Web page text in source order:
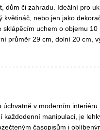
dům či zahradu. Ideální pro
nebo jen jako
sklápěcím uchem o objemu 10
průměr 29 cm, dolní 20 cm,
v moderním interiéru
každodenní manipulaci, je
časopisům i